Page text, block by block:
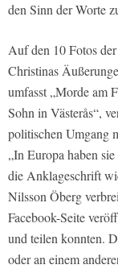
den Sinn der Worte
Auf den 10 Fotos
Christinas
umfasst „Morde am
Sohn in Västerås“,
politischen Umgang
„In Europa haben
die Anklageschrift
Nilsson Öberg
Facebook-Seite
und teilen konnten.
oder an einem